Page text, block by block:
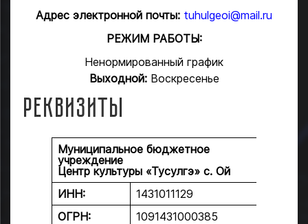
Адрес электронной почты: tuhulgeoi@mail.ru
РЕЖИМ РАБОТЫ:
Ненормированный график
Выходной: Воскресенье
Реквизиты
Муниципальное бюджетное
учреждение
Центр культуры «Тусулгэ» с. Ой
ИНН:
1431011129
ОГРН:
1091431000385